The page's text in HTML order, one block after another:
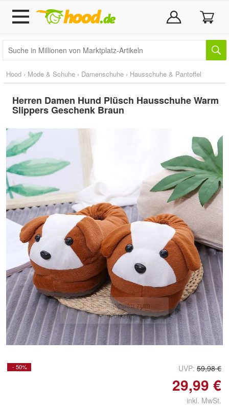
Hood › Mode & Schuhe › Damenschuhe › Hausschuhe & Pantoffel
Herren Damen Hund Plüsch Hausschuhe Warm
Slippers Geschenk Braun
Doppelt antippen zum
vergrößern
- 50% UVP: 59,98 €
29,99 €
inkl. MwSt.